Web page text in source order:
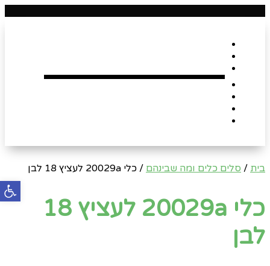
בית / סלים כלים ומה שבינהם / כלי 20029a לעציץ 18 לבן
כלי 20029a לעציץ 18
לבן